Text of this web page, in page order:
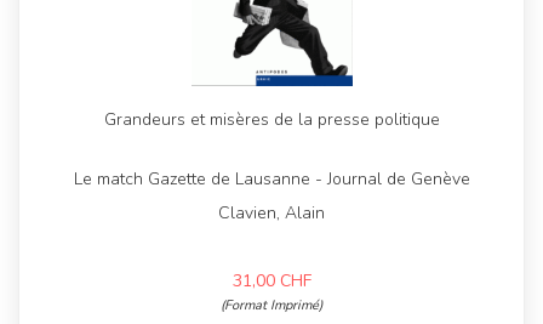
Grandeurs et misères de la presse politique
Le match Gazette de Lausanne - Journal de Genève
Clavien, Alain
31,00 CHF
(Format Imprimé)